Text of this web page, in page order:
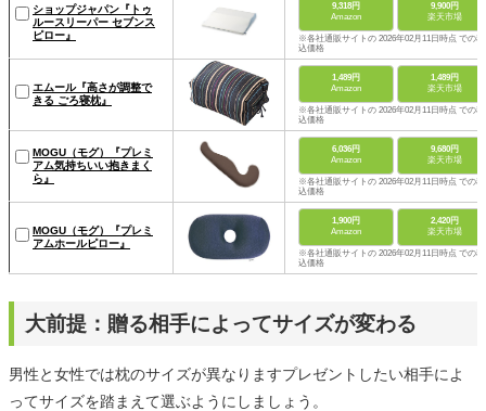
ショップジャパン『トゥ
ルースリーパー セブンス
ピロー』
9,318円
Amazon
9,900円
楽天市場
※各社通販サイトの 2026年02月11日時点 での税
込価格
エムール『高さが調整で
きる ごろ寝枕』
1,489円
Amazon
1,489円
楽天市場
※各社通販サイトの 2026年02月11日時点 での税
込価格
MOGU（モグ）『プレミ
アム気持ちいい抱きまく
ら』
6,036円
Amazon
9,680円
楽天市場
※各社通販サイトの 2026年02月11日時点 での税
込価格
MOGU（モグ）『プレミ
アムホールピロー』
1,900円
Amazon
2,420円
楽天市場
※各社通販サイトの 2026年02月11日時点 での税
込価格
大前提：贈る相手によってサイズが変わる
男性と女性では枕のサイズが異なりますプレゼントしたい相手によ
ってサイズを踏まえて選ぶようにしましょう。